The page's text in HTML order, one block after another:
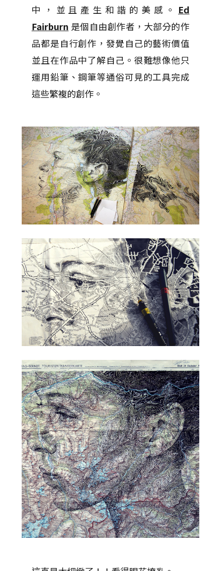
中，並且產生和諧的美感。 Ed
Fairburn 是個自由創作者，大部分的作
品都是自行創作，發覺自己的藝術價值
並且在作品中了解自己。很難想像他只
運用鉛筆、鋼筆等通俗可見的工具完成
這些繁複的創作。